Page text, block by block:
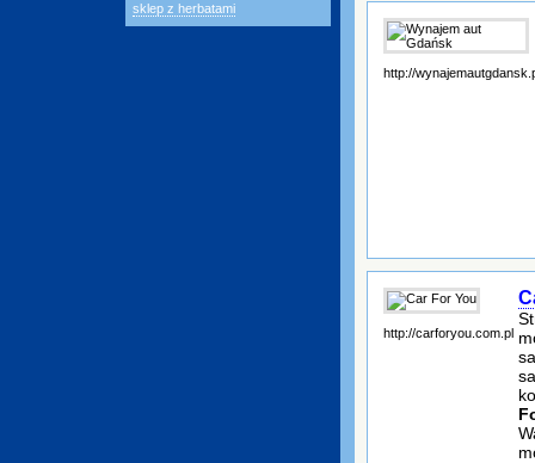
sklep z herbatami
http://
http://carforyou.com.pl